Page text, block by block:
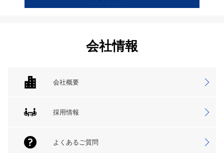
会社情報
会社概要
採用情報
よくあるご質問